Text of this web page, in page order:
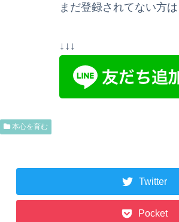
まだ登録されてない方
↓↓↓
本心を育む
Twitter
Pocket